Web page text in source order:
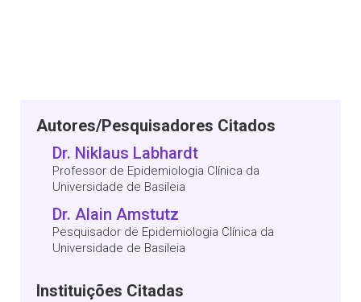
Autores/Pesquisadores Citados
Dr. Niklaus Labhardt
Professor de Epidemiologia Clínica da
Universidade de Basileia
Dr. Alain Amstutz
Pesquisador de Epidemiologia Clínica da
Universidade de Basileia
Instituições Citadas